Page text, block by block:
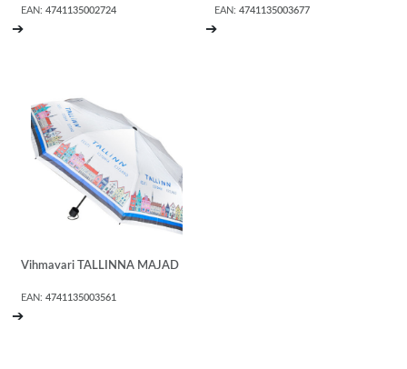
EAN:4741135002724
➔
EAN:4741135003677
➔
Vihmavari TALLINNA MAJAD
EAN:4741135003561
➔